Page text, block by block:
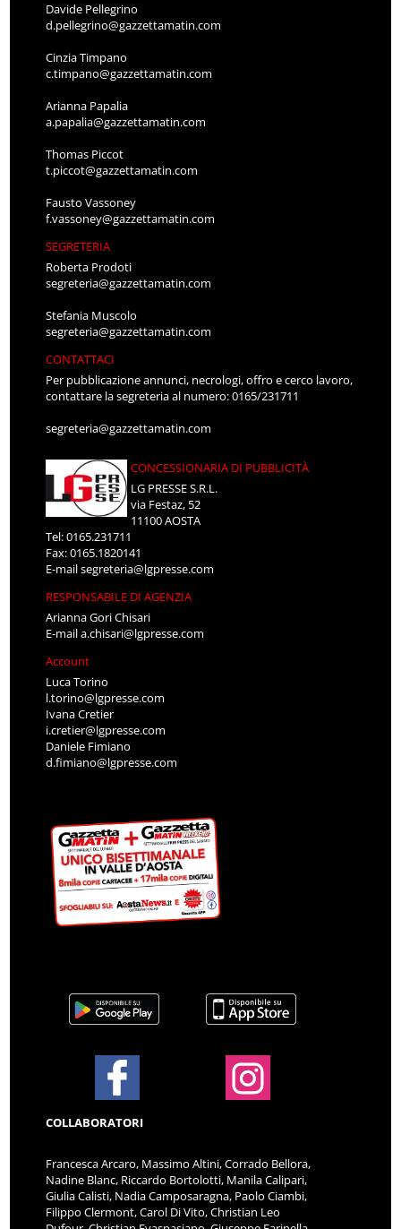
Davide Pellegrino
d.pellegrino@gazzettamatin.com
Cinzia Timpano
c.timpano@gazzettamatin.com
Arianna Papalia
a.papalia@gazzettamatin.com
Thomas Piccot
t.piccot@gazzettamatin.com
Fausto Vassoney
f.vassoney@gazzettamatin.com
SEGRETERIA
Roberta Prodoti
segreteria@gazzettamatin.com
Stefania Muscolo
segreteria@gazzettamatin.com
CONTATTACI
Per pubblicazione annunci, necrologi, offro e cerco lavoro,
contattare la segreteria al numero: 0165/231711
segreteria@gazzettamatin.com
CONCESSIONARIA DI PUBBLICITÀ
LG PRESSE S.R.L.
via Festaz, 52
11100 AOSTA
Tel: 0165.231711
Fax: 0165.1820141
E-mailsegreteria@lgpresse.com
RESPONSABILE DI AGENZIA
Arianna Gori Chisari
E-maila.chisari@lgpresse.com
Account
Luca Torino
l.torino@lgpresse.com
Ivana Cretier
i.cretier@lgpresse.com
Daniele Fimiano
d.fimiano@lgpresse.com
COLLABORATORI
Francesca Arcaro, Massimo Altini, Corrado Bellora,
Nadine Blanc, Riccardo Bortolotti, Manila Calipari,
Giulia Calisti, Nadia Camposaragna, Paolo Ciambi,
Filippo Clermont, Carol Di Vito, Christian Leo